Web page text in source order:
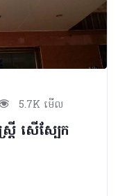
5.7K មើល
តី សើស្បែក